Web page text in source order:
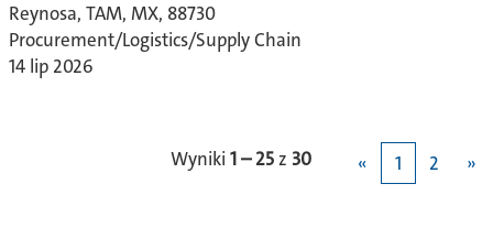
Reynosa, TAM, MX, 88730
Procurement/Logistics/Supply Chain
14 lip 2026
Wyniki 1 – 25z 30 « 1 2 »